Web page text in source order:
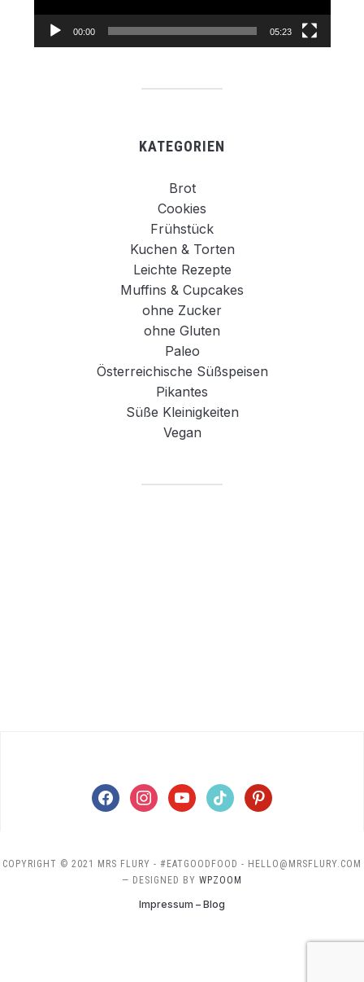
00:00 05:23
KATEGORIEN
Brot
Cookies
Frühstück
Kuchen & Torten
Leichte Rezepte
Muffins & Cupcakes
ohne Zucker
ohne Gluten
Paleo
Österreichische Süßspeisen
Pikantes
Süße Kleinigkeiten
Vegan
facebookinstagramyoutubetiktok pinterest
COPYRIGHT © 2021 MRS FLURY - #EATGOODFOOD - HELLO@MRSFLURY.COM
— DESIGNED BY WPZOOM
Impressum – Blog